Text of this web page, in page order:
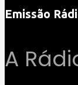
Emissão
A